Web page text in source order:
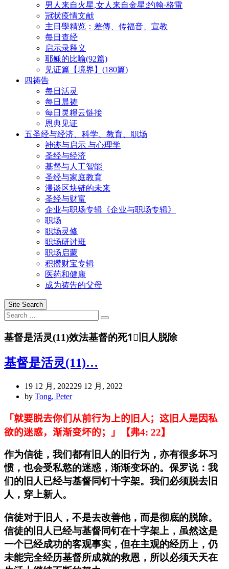
男人来自火星,女人来自金星:约翰·格雷
冠状疫情文献
主日學精览：差傳、传福音、宣教
每日查经
启示录释义
耶稣的比喻(92篇)
见证篇【境界】(180篇)
四祷告
每日活灵
每日晨祷
每日灵糧云链接
恩典见证
五圣经与经济、科学、教育、职场
神迹与启示 与心理学
圣经与经济
基督与人工智能
圣经与家庭教育
漫谈区块链的未来
圣经与财富
企业与职场专辑《企业与职场专辑》
职场
职场灵修
职场研讨班
职场启蒙
积攒财宝专辑
医药和健康
成为祷告的父母
Site Search
Search
for:
Search
基督是活灵(11)效法基督的死1⃣️旧人脱除
基督是活灵(11)…
19 12 月, 202229 12 月, 2022
by Tong, Peter
「就要脱去你们从前行为上的旧人；这旧人是因私
欲的迷惑，渐渐变坏的；」【弗4: 22】
作为信徒，我们都有旧人的旧行为，亦有很多坏习
惯，也会受私慾的迷惑，渐渐变坏的。保罗说：我
们的旧人已经与基督同钉十字架。我们必须脱去旧
人，穿上新人。
信徒对于旧人，不是去改善他，而是彻底的脱除。
信徒的旧人已经与基督同钉在十字架上，虽然这是
一个已经成功的客观事实，但在主观的经历上，仍
未能完全经历基督所成就的救恩，所以必须天天在